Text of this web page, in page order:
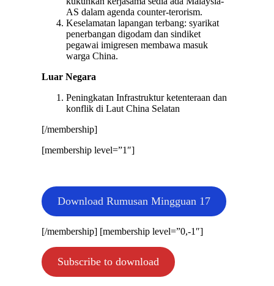
AS dalam agenda counter-terorism.
Keselamatan lapangan terbang: syarikat
penerbangan digodam dan sindiket
pegawai imigresen membawa masuk
warga China.
Luar Negara
Peningkatan Infrastruktur ketenteraan dan
konflik di Laut China Selatan
[/membership]
[membership level=”1″]
Download Rumusan Mingguan 17
[/membership] [membership level=”0,-1″]
Subscribe to download